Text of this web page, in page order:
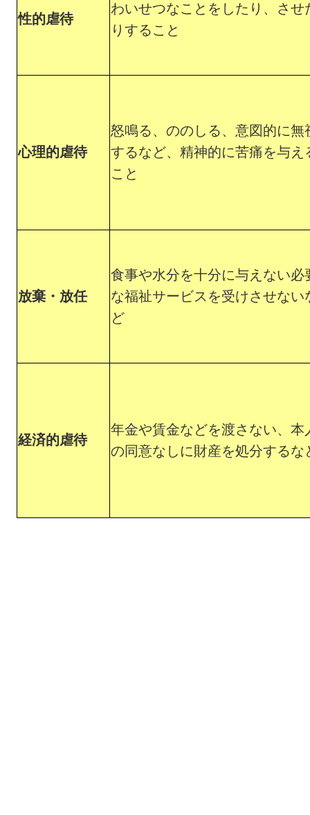
性的虐待
わいせつなことをしたり、させ
りすること
心理的虐待
怒鳴る、ののしる、意図的に無
するなど、精神的に苦痛を与え
こと
放棄・放任
食事や水分を十分に与えない必
な福祉サービスを受けさせない
ど
経済的虐待
年金や賃金などを渡さない、本
の同意なしに財産を処分するな